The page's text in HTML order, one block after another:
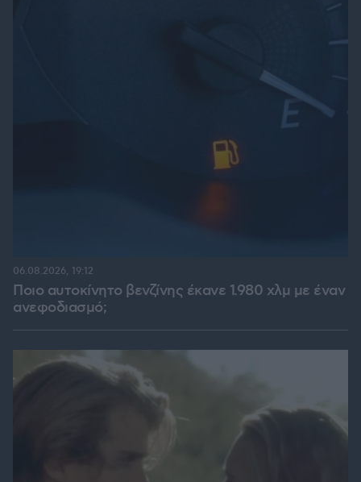
Ποιο αυτοκίνητο βενζίνης έκανε 1.980 χλμ με έναν
ανεφοδιασμό;
06.08.2026, 19:12